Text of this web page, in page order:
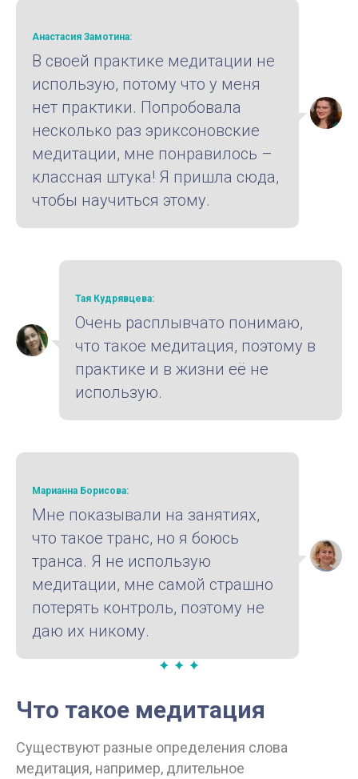
Анастасия Замотина:
В своей практике медитации не
использую, потому что у меня
нет практики. Попробовала
несколько раз эриксоновские
медитации, мне понравилось –
классная штука! Я пришла сюда,
чтобы научиться этому.
Тая Кудрявцева:
Очень расплывчато понимаю,
что такое медитация, поэтому в
практике и в жизни её не
использую.
Марианна Борисова:
Мне показывали на занятиях,
что такое транс, но я боюсь
транса. Я не использую
медитации, мне самой страшно
потерять контроль, поэтому не
даю их никому.
Что такое медитация
Существуют разные определения слова
медитация, например, длительное